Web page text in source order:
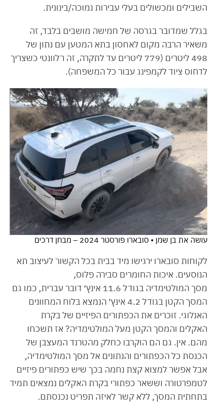
השבילים ומכשולים בעלי עבירות נמוכה/בינונית.
בגלל שמדובר בגרסה של חמישה מושבים בלבד, זה
משאיר הרבה מקום לאחסון בתא המטען עם נתון של
498 ליטרים (779 ליטרים עד לתקרה, זה רלוונטי כשצריך
לדחוס ציוד לקמפינג עבור כל המשפחה).
עושה את בן שמן • סובארו פורסטר 2024 – מבחן דרכים
לקוחות סובארו ירגישו מיד בבית בכל הקשור לעיצוב תא
הנוסעים. איכות החומרים סבירה פלוס,
מסך המולטימדיה בגודל 11.6 אינץ׳ דובר עברית, כמו גם
המסך הקטן בגודל 4.2 אינץ׳ הנמצא בלוח המחוונים
האנלוגי. זוכרים את הכפתורים הפיזיים של בקרת
האקלים והמסך הקטן מעל המולטימדיה? אז תשכחו
מהם. אין. גם הם הוקרבו כחלק מהטרנד המעצבן של
הכנסת כל הכפתורים והנתונים אל מסך המולטימדיה,
אבל אפשר למצוא קצת נחמה בכך שיש כפתורים פיזיים
לטמפרטורה וששאר כפתורי בקרת האקלים נמצאים תמיד
בתחתית המסך, ללא קשר לאיזה תפריט נכנסתם.